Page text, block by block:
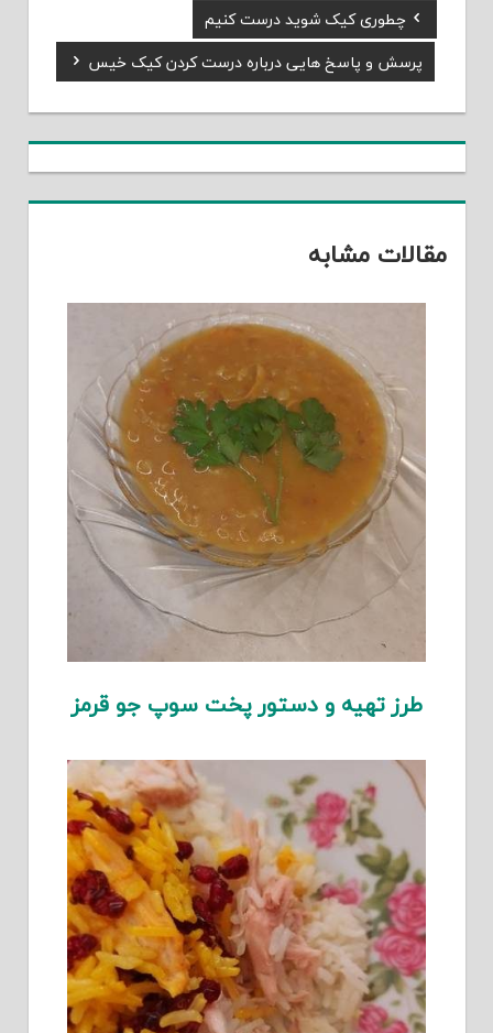
راهبری
نوشته
Previous
Post:
چطوری کیک شوید درست کنیم
Next
Post:
پرسش و پاسخ هایی درباره درست کردن کیک خیس
مقالات مشابه
طرز تهیه و دستور پخت سوپ جو قرمز